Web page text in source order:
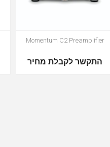
Momentum C2 Preamplifier
התקשר לקבלת מחיר